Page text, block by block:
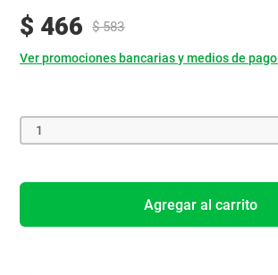
$ 466 $ 583
Ver promociones bancarias y medios de pago
1
Agregar al carrito